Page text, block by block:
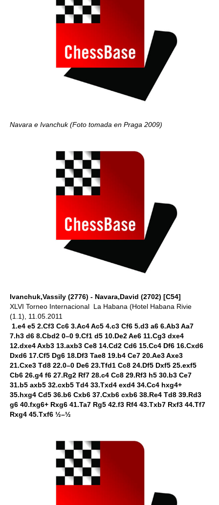
Navara e Ivanchuk (Foto tomada en Praga 2009)
Ivanchuk,Vassily (2776) - Navara,David (2702) [C54]
XLVI Torneo Internacional La Habana (Hotel Habana Rivie
(1.1), 11.05.2011
1.e4 e5 2.Cf3 Cc6 3.Ac4 Ac5 4.c3 Cf6 5.d3 a6 6.Ab3 Aa7
7.h3 d6 8.Cbd2 0–0 9.Cf1 d5 10.De2 Ae6 11.Cg3 dxe4
12.dxe4 Axb3 13.axb3 Ce8 14.Cd2 Cd6 15.Cc4 Df6 16.Cxd6
Dxd6 17.Cf5 Dg6 18.Df3 Tae8 19.b4 Ce7 20.Ae3 Axe3
21.Cxe3 Td8 22.0–0 De6 23.Tfd1 Cc8 24.Df5 Dxf5 25.exf5
Cb6 26.g4 f6 27.Rg2 Rf7 28.c4 Cc8 29.Rf3 h5 30.b3 Ce7
31.b5 axb5 32.cxb5 Td4 33.Txd4 exd4 34.Cc4 hxg4+
35.hxg4 Cd5 36.b6 Cxb6 37.Cxb6 cxb6 38.Re4 Td8 39.Rd3
g6 40.fxg6+ Rxg6 41.Ta7 Rg5 42.f3 Rf4 43.Txb7 Rxf3 44.Tf7
Rxg4 45.Txf6 ½–½